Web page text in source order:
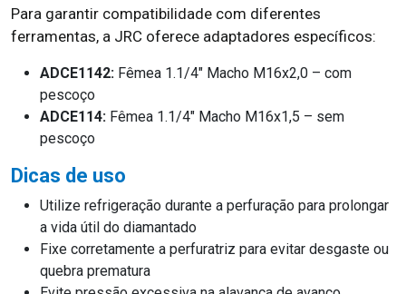
Para garantir compatibilidade com diferentes
ferramentas, a JRC oferece adaptadores específicos:
ADCE1142: Fêmea 1.1/4″ Macho M16x2,0 – com
pescoço
ADCE114: Fêmea 1.1/4″ Macho M16x1,5 – sem
pescoço
Dicas de uso
Utilize refrigeração durante a perfuração para prolongar
a vida útil do diamantado
Fixe corretamente a perfuratriz para evitar desgaste ou
quebra prematura